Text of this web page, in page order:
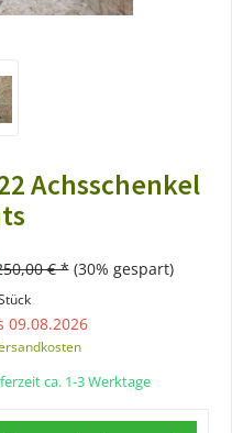
Achsschenkel
€ * (30% gespart)
09.08.2026
ca. 1-3 Werktage